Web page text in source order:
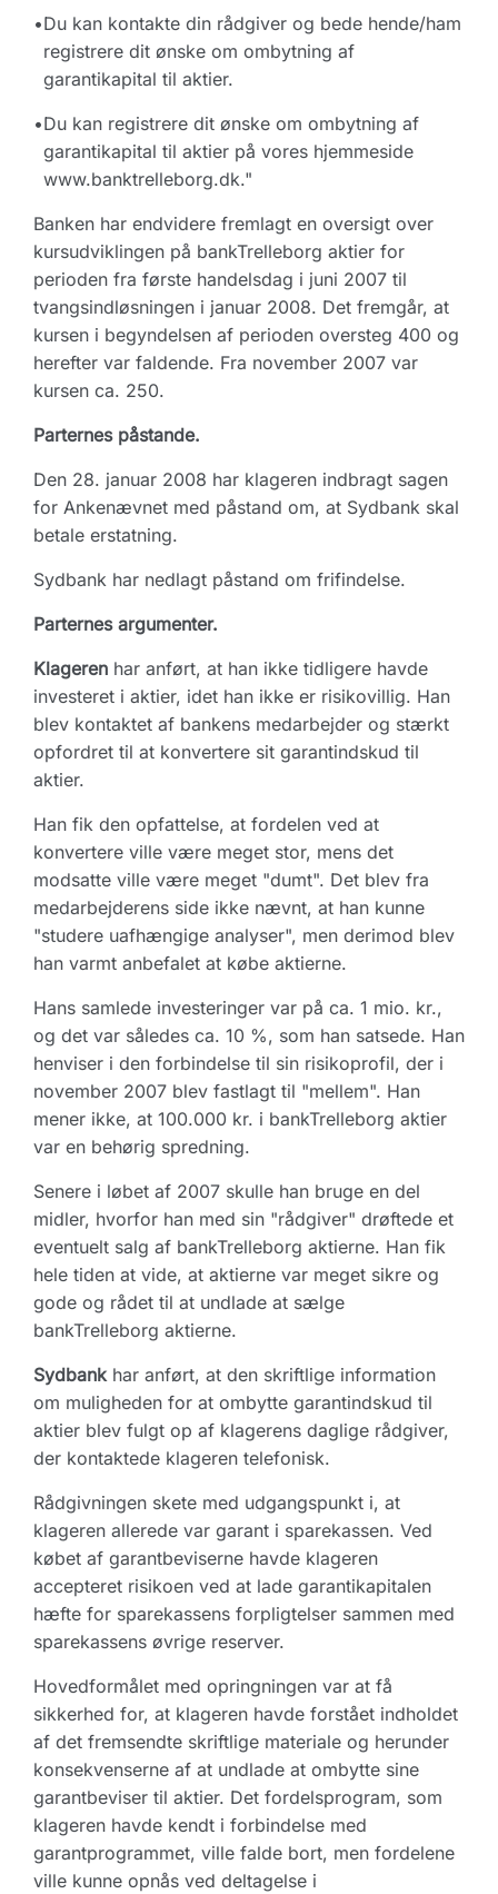
•Du kan kontakte din rådgiver og bede hende/ham
registrere dit ønske om ombytning af
garantikapital til aktier.
•Du kan registrere dit ønske om ombytning af
garantikapital til aktier på vores hjemmeside
www.banktrelleborg.dk."
Banken har endvidere fremlagt en oversigt over
kursudviklingen på bankTrelleborg aktier for
perioden fra første handelsdag i juni 2007 til
tvangsindløsningen i januar 2008. Det fremgår, at
kursen i begyndelsen af perioden oversteg 400 og
herefter var faldende. Fra november 2007 var
kursen ca. 250.
Parternes påstande.
Den 28. januar 2008 har klageren indbragt sagen
for Ankenævnet med påstand om, at Sydbank skal
betale erstatning.
Sydbank har nedlagt påstand om frifindelse.
Parternes argumenter.
Klageren har anført, at han ikke tidligere havde
investeret i aktier, idet han ikke er risikovillig. Han
blev kontaktet af bankens medarbejder og stærkt
opfordret til at konvertere sit garantindskud til
aktier.
Han fik den opfattelse, at fordelen ved at
konvertere ville være meget stor, mens det
modsatte ville være meget "dumt". Det blev fra
medarbejderens side ikke nævnt, at han kunne
"studere uafhængige analyser", men derimod blev
han varmt anbefalet at købe aktierne.
Hans samlede investeringer var på ca. 1 mio. kr.,
og det var således ca. 10 %, som han satsede. Han
henviser i den forbindelse til sin risikoprofil, der i
november 2007 blev fastlagt til "mellem". Han
mener ikke, at 100.000 kr. i bankTrelleborg aktier
var en behørig spredning.
Senere i løbet af 2007 skulle han bruge en del
midler, hvorfor han med sin "rådgiver" drøftede et
eventuelt salg af bankTrelleborg aktierne. Han fik
hele tiden at vide, at aktierne var meget sikre og
gode og rådet til at undlade at sælge
bankTrelleborg aktierne.
Sydbankhar anført, at den skriftlige information
om muligheden for at ombytte garantindskud til
aktier blev fulgt op af klagerens daglige rådgiver,
der kontaktede klageren telefonisk.
Rådgivningen skete med udgangspunkt i, at
klageren allerede var garant i sparekassen. Ved
købet af garantbeviserne havde klageren
accepteret risikoen ved at lade garantikapitalen
hæfte for sparekassens forpligtelser sammen med
sparekassens øvrige reserver.
Hovedformålet med opringningen var at få
sikkerhed for, at klageren havde forstået indholdet
af det fremsendte skriftlige materiale og herunder
konsekvenserne af at undlade at ombytte sine
garantbeviser til aktier. Det fordelsprogram, som
klageren havde kendt i forbindelse med
garantprogrammet, ville falde bort, men fordelene
ville kunne opnås ved deltagelse i